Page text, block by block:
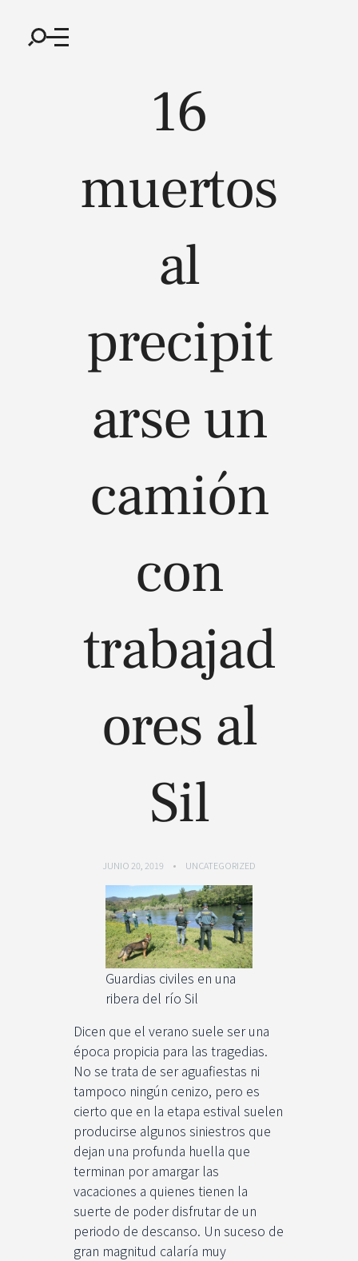
16
muertos
al
precipit
arse un
camión
con
trabajad
ores al
Sil
JUNIO 20, 2019 UNCATEGORIZED
Guardias civiles en una
ribera del río Sil
Dicen que el verano suele ser una
época propicia para las tragedias.
No se trata de ser aguafiestas ni
tampoco ningún cenizo, pero es
cierto que en la etapa estival suelen
producirse algunos siniestros que
dejan una profunda huella que
terminan por amargar las
vacaciones a quienes tienen la
suerte de poder disfrutar de un
periodo de descanso. Un suceso de
gran magnitud calaría muy